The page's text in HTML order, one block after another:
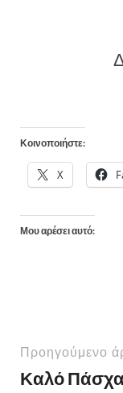
Κοινοποιήστε:
X
Μου αρέσει αυτό:
Προηγούμενο
Καλό Πάσχα